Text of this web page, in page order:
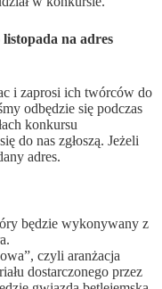
na adres
i zaprosi ich twórców do
odbędzie się podczas
konkursu
do nas zgłoszą. Jeżeli
adres.
będzie wykonywany z
czyli aranżacja
dostarczonego przez